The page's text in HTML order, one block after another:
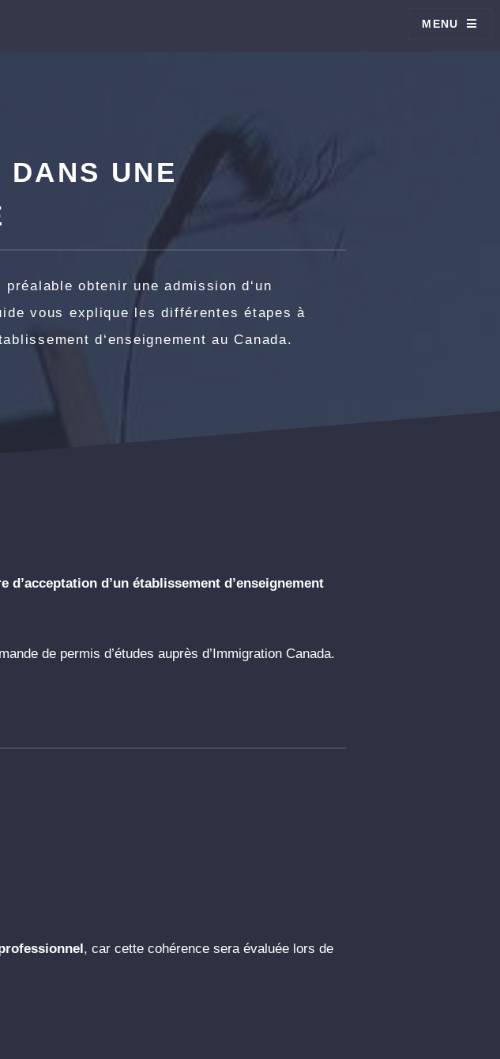
MENU
UNE
obtenir une admission d‘un
vous explique les différentes étapes à
d‘enseignement au Canada.
d’acceptation d’un établissement d’enseignement
de permis d’études auprès d’Immigration Canada.
, car cette cohérence sera évaluée lors de